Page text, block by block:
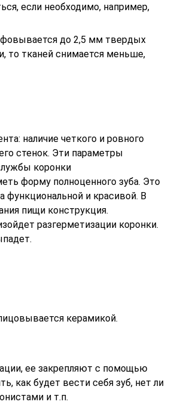
если необходимо, например,
до 2,5 мм твердых
то тканей снимается меньше,
наличие четкого и ровного
стенок. Эти параметры
коронки
форму полноценного зуба. Это
функциональной и красивой. В
пищи конструкция.
разгерметизации коронки.
керамикой.
ее закрепляют с помощью
как будет вести себя зуб, нет ли
и т.п.